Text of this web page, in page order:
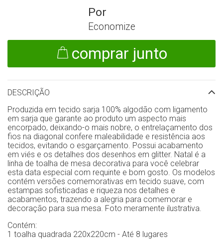
Economize
comprar junto
DESCRIÇÃO
Produzida em tecido sarja 100% algodão com ligamento
em sarja que garante ao produto um aspecto mais
encorpado, deixando-o mais nobre, o entrelaçamento dos
fios na diagonal confere maleabilidade e resistência aos
tecidos, evitando o esgarçamento. Possui acabamento
em viés e os detalhes dos desenhos em glitter. Natal é a
linha de toalha de mesa decorativa para você celebrar
esta data especial com requinte e bom gosto. Os modelos
contém versões comemorativas em tecido suave, com
estampas sofisticadas e riqueza nos detalhes e
acabamentos, trazendo a alegria para comemorar e
decoração para sua mesa. Foto meramente ilustrativa.
Contém:
1 toalha quadrada 220x220cm - Até 8 lugares